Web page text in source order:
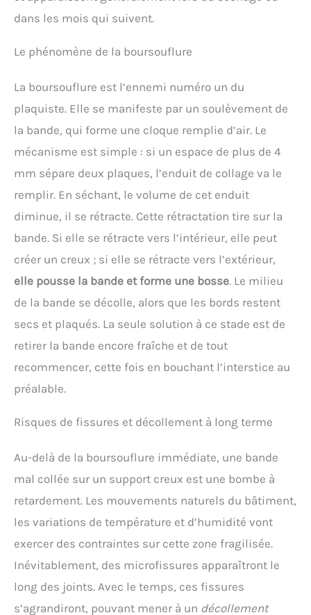
dans les mois qui suivent.
Le phénomène de la boursouflure
La boursouflure est l’ennemi numéro un du
plaquiste. Elle se manifeste par un soulèvement de
la bande, qui forme une cloque remplie d’air. Le
mécanisme est simple : si un espace de plus de 4
mm sépare deux plaques, l’enduit de collage va le
remplir. En séchant, le volume de cet enduit
diminue, il se rétracte. Cette rétractation tire sur la
bande. Si elle se rétracte vers l’intérieur, elle peut
créer un creux ; si elle se rétracte vers l’extérieur,
elle pousse la bande et forme une bosse. Le milieu
de la bande se décolle, alors que les bords restent
secs et plaqués. La seule solution à ce stade est de
retirer la bande encore fraîche et de tout
recommencer, cette fois en bouchant l’interstice au
préalable.
Risques de fissures et décollement à long terme
Au-delà de la boursouflure immédiate, une bande
mal collée sur un support creux est une bombe à
retardement. Les mouvements naturels du bâtiment,
les variations de température et d’humidité vont
exercer des contraintes sur cette zone fragilisée.
Inévitablement, des microfissures apparaîtront le
long des joints. Avec le temps, ces fissures
s’agrandiront, pouvant mener à un décollement